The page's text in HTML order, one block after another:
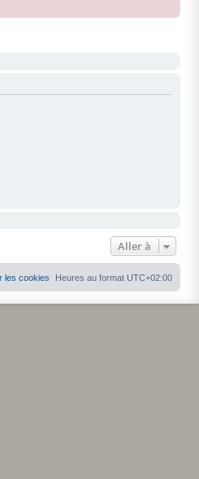
Aller à
Heures au format UTC+02:00
les cookies